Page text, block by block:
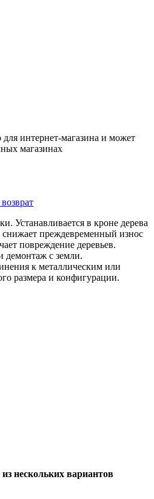
для интернет-магазина и может
магазинах
Устанавливается в кроне дерева
снижает преждевременный износ
повреждение деревьев.
демонтаж с земли.
к металлическим или
размера и конфигурации.
нескольких вариантов